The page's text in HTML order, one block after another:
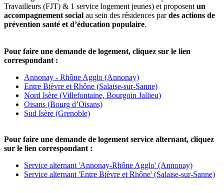
Travailleurs (FJT) & 1 service logement jeunes) et proposent un
accompagnement social au sein des résidences pardes actions de
prévention santé et d’éducation populaire.
Pour faire une demande de logement, cliquez sur le lien
correspondant :
Annonay - Rhône Agglo (Annonay)
Entre Bièvre et Rhône (Salaise-sur-Sanne)
Nord Isère (Villefontaine, Bourgoin Jallieu)
Oisans (Bourg d’Oisans)
Sud Isère (Grenoble)
Pour faire une demande de logement service alternant, cliquez
sur le lien correspondant :
Service alternant 'Annonay-Rhône Agglo' (Annonay)
Service alternant 'Entre Bièvre et Rhône' (Salaise-sur-Sanne)